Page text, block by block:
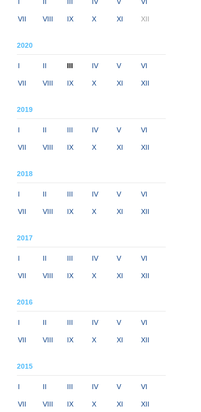
VII VIII IX X XI XII
2020
I II III IV V VI
VII VIII IX X XI XII
2019
I II III IV V VI
VII VIII IX X XI XII
2018
I II III IV V VI
VII VIII IX X XI XII
2017
I II III IV V VI
VII VIII IX X XI XII
2016
I II III IV V VI
VII VIII IX X XI XII
2015
I II III IV V VI
VII VIII IX X XI XII